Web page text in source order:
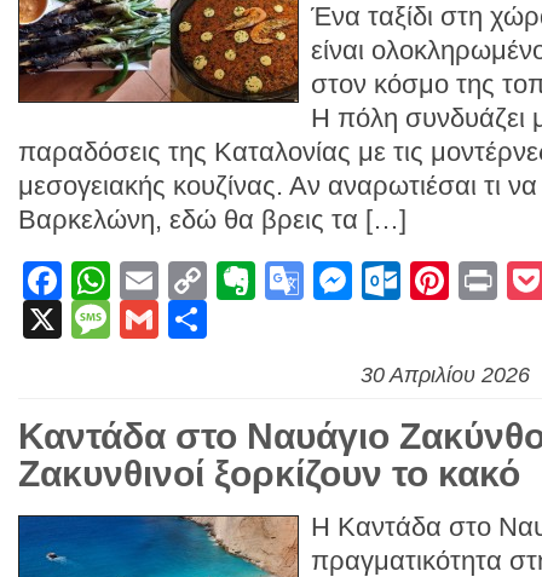
Ένα ταξίδι στη
είναι
στον κόσμο της
Η πόλη συνδυάζει
παραδόσεις της Καταλονίας με τις
μεσογειακής κουζίνας. Αν αναρωτιέσαι τι
Βαρκελώνη, εδώ θα βρεις τα […]
Facebook
WhatsApp
EmailCopyEvernote
Google
X
Message
Gmail
30 Απριλίου 2026
Καντάδα στο Ναυάγιο
Ζακυνθινοί ξορκίζουν το κακό
Η Καντάδα στο
πραγματικότητα